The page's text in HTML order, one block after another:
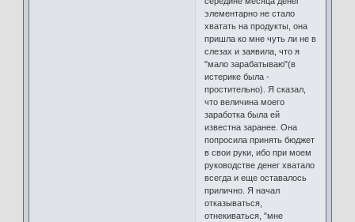
элементарно не стало
хватать на продукты, она
пришла ко мне чуть ли не в
слезах и заявила, что я
"мало зарабатываю"(в
истерике была -
простительно). Я сказал,
что величина моего
заработка была ей
известна заранее. Она
попросила принять бюджет
в свои руки, ибо при моем
руководстве денег хватало
всегда и еще оставалось
прилично. Я начал
отказываться,
отнекиваться, "мне